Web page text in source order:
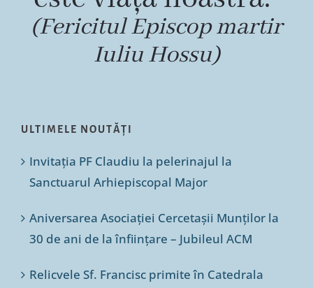
(Fericitul Episcop martir
Iuliu Hossu)
ULTIMELE NOUTĂȚI
Invitația PF Claudiu la pelerinajul la
Sanctuarul Arhiepiscopal Major
Aniversarea Asociației Cercetașii Munților la
30 de ani de la înființare – Jubileul ACM
Relicvele Sf. Francisc primite în Catedrala